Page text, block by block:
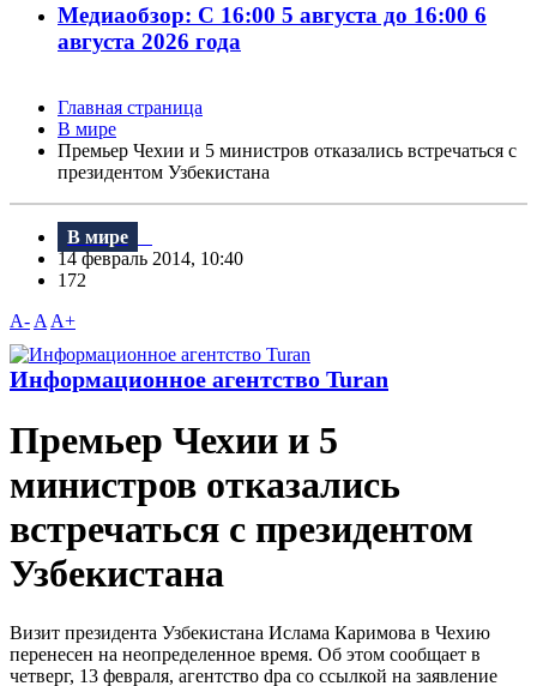
Медиаобзор: С 16:00 5 августа до 16:00 6
августа 2026 года
Главная страница
В мире
Премьер Чехии и 5 министров отказались встречаться с
президентом Узбекистана
В мире
14 февраль 2014, 10:40
172
A- A A+
Информационное агентство Turan
Премьер Чехии и 5
министров отказались
встречаться с президентом
Узбекистана
Визит президента Узбекистана Ислама Каримова в Чехию
перенесен на неопределенное время. Об этом сообщает в
четверг, 13 февраля, агентство dpa со ссылкой на заявление